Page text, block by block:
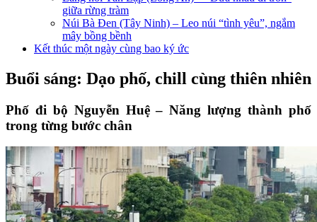
giữa rừng tràm
Núi Bà Đen (Tây Ninh) – Leo núi “tình yêu”, ngắm
mây bồng bềnh
Kết thúc một ngày cùng bao ký ức
Buổi sáng: Dạo phố, chill cùng thiên nhiên
Phố đi bộ Nguyễn Huệ – Năng lượng thành phố
trong từng bước chân